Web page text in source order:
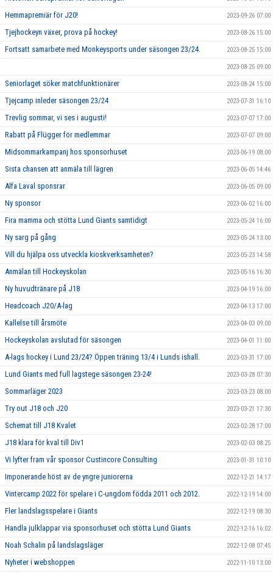
Hemmapremiär för J20! 2023-09-26 07:00
Tjejhockeyn växer, prova på hockey! 2023-08-26 15:00
Fortsatt samarbete med Monkeysports under säsongen 23/24. 2023-08-25 15:00
2023-08-25 09:00
Seniorlaget söker matchfunktionärer 2023-08-24 15:00
Tjejcamp inleder säsongen 23/24 2023-07-31 16:10
Trevlig sommar, vi ses i augusti! 2023-07-07 17:00
Rabatt på Flügger för medlemmar 2023-07-07 09:00
Midsommarkampanj hos sponsorhuset 2023-06-19 08:00
Sista chansen att anmäla till lägren 2023-06-05 14:46
Alfa Laval sponsrar 2023-06-05 09:00
Ny sponsor 2023-06-02 16:00
Fira mamma och stötta Lund Giants samtidigt 2023-05-24 16:00
Ny sarg på gång 2023-05-24 13:00
Vill du hjälpa oss utveckla kioskverksamheten? 2023-05-23 14:58
Anmälan till Hockeyskolan 2023-05-16 16:30
Ny huvudtränare på J18 2023-04-19 16:00
Headcoach J20/A-lag 2023-04-13 17:00
Kallelse till årsmöte 2023-04-03 09:00
Hockeyskolan avslutad för säsongen 2023-04-01 11:00
A-lags hockey i Lund 23/24? Öppen träning 13/4 i Lunds ishall. 2023-03-31 17:00
Lund Giants med full lagstege säsongen 23-24! 2023-03-28 07:30
Sommarläger 2023 2023-03-23 08:00
Try out J18 och J20 2023-03-21 17:30
Schemat till J18 Kvalet 2023-02-28 17:00
J18 klara för kval till Div1 2023-02-03 08:25
Vi lyfter fram vår sponsor Custincore Consulting 2023-01-31 10:10
Imponerande höst av de yngre juniorerna 2022-12-21 14:17
Vintercamp 2022 för spelare i C-ungdom födda 2011 och 2012. 2022-12-19 14:00
Fler landslagsspelare i Giants 2022-12-19 08:30
Handla julklappar via sponsorhuset och stötta Lund Giants 2022-12-16 16:02
Noah Schalin på landslagsläger 2022-12-08 07:45
Nyheter i webshoppen 2022-11-10 13:00